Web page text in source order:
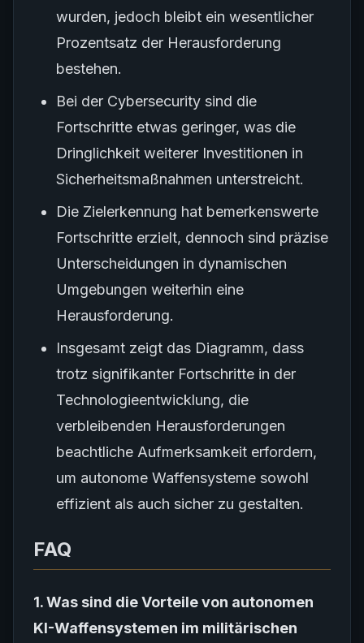
wurden, jedoch bleibt ein wesentlicher
Prozentsatz der Herausforderung
bestehen.
Bei der Cybersecurity sind die
Fortschritte etwas geringer, was die
Dringlichkeit weiterer Investitionen in
Sicherheitsmaßnahmen unterstreicht.
Die Zielerkennung hat bemerkenswerte
Fortschritte erzielt, dennoch sind präzise
Unterscheidungen in dynamischen
Umgebungen weiterhin eine
Herausforderung.
Insgesamt zeigt das Diagramm, dass
trotz signifikanter Fortschritte in der
Technologieentwicklung, die
verbleibenden Herausforderungen
beachtliche Aufmerksamkeit erfordern,
um autonome Waffensysteme sowohl
effizient als auch sicher zu gestalten.
FAQ
1. Was sind die Vorteile von autonomen
KI-Waffensystemen im militärischen